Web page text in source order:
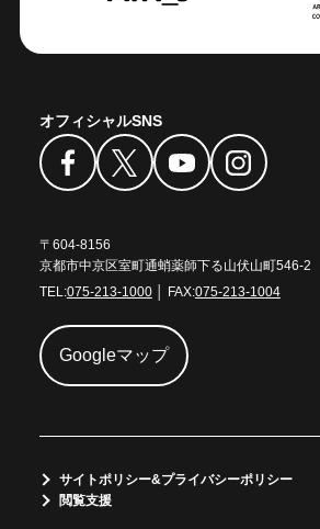
オフィシャルSNS
〒604-8156
京都市中京区室町通蛸薬師下る山伏山町546-2
TEL:075-213-1000│ FAX:075-213-1004
Googleマップ
サイトポリシー&プライバシーポリシー
閲覧支援